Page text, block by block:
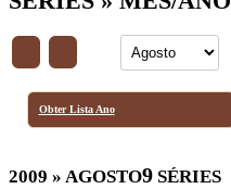
Obter Lista Ano
2009 » AGOSTO9 SÉRIES